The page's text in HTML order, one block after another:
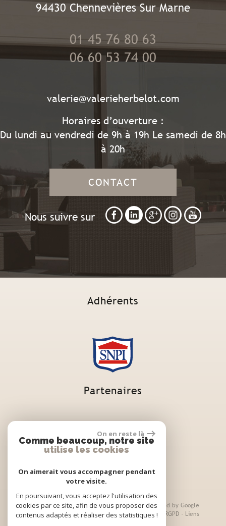
94430 Chennevières Sur Marne
01 45 76 80 63
06 60 53 74 00
valerie@valerieherbelot.com
Horaires d’ouverture :
Du lundi au vendredi de 9h à 19h Le samedi de 8h
à 20h
CONTACT
Nous suivre sur
Adhérents
Partenaires
© 2026 | Tous droits réservés | Traduction powered by Google
Plan du site-Mentions légales- Nos honoraires RGPD - Liens
On en reste là
Comme beaucoup, notre site
utilise les cookies
On aimerait vous accompagner pendant
votre visite.
En poursuivant, vous acceptez l'utilisation des
cookies par ce site, afin de vous proposer des
contenus adaptés et réaliser des statistiques !